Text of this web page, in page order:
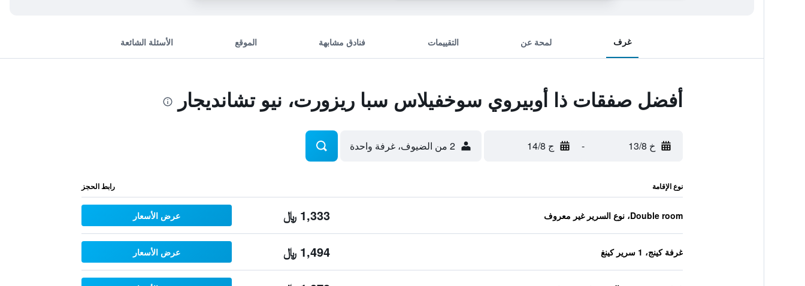
غرف لمحة عن التقييمات فنادق مشابهة الموقع الأسئلة الشائعة
أفضل صفقات ذا أوبيروي سوخفيلاس سبا ريزورت، نيو تشانديجار
خ 13/8 - ج 14/8 2 من الضيوف، غرفة واحدة
نوع الإقامة رابط الحجز
Double room، نوع السرير غير معروف 1,333 ﷼ عرض الأسعار
غرفة كينج، 1 سرير كينغ 1,494 ﷼ عرض الأسعار